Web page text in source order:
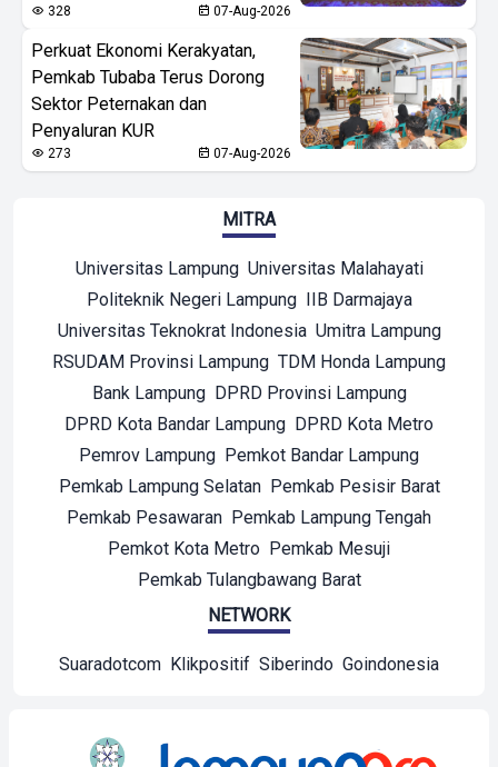
328 07-Aug-2026
Perkuat Ekonomi Kerakyatan,
Pemkab Tubaba Terus Dorong
Sektor Peternakan dan
Penyaluran KUR
273 07-Aug-2026
MITRA
Universitas Lampung Universitas Malahayati
Politeknik Negeri Lampung IIB Darmajaya
Universitas Teknokrat Indonesia Umitra Lampung
RSUDAM Provinsi Lampung TDM Honda Lampung
Bank Lampung DPRD Provinsi Lampung
DPRD Kota Bandar Lampung DPRD Kota Metro
Pemrov Lampung Pemkot Bandar Lampung
Pemkab Lampung Selatan Pemkab Pesisir Barat
Pemkab Pesawaran Pemkab Lampung Tengah
Pemkot Kota Metro Pemkab Mesuji
Pemkab Tulangbawang Barat
NETWORK
Suaradotcom Klikpositif Siberindo Goindonesia